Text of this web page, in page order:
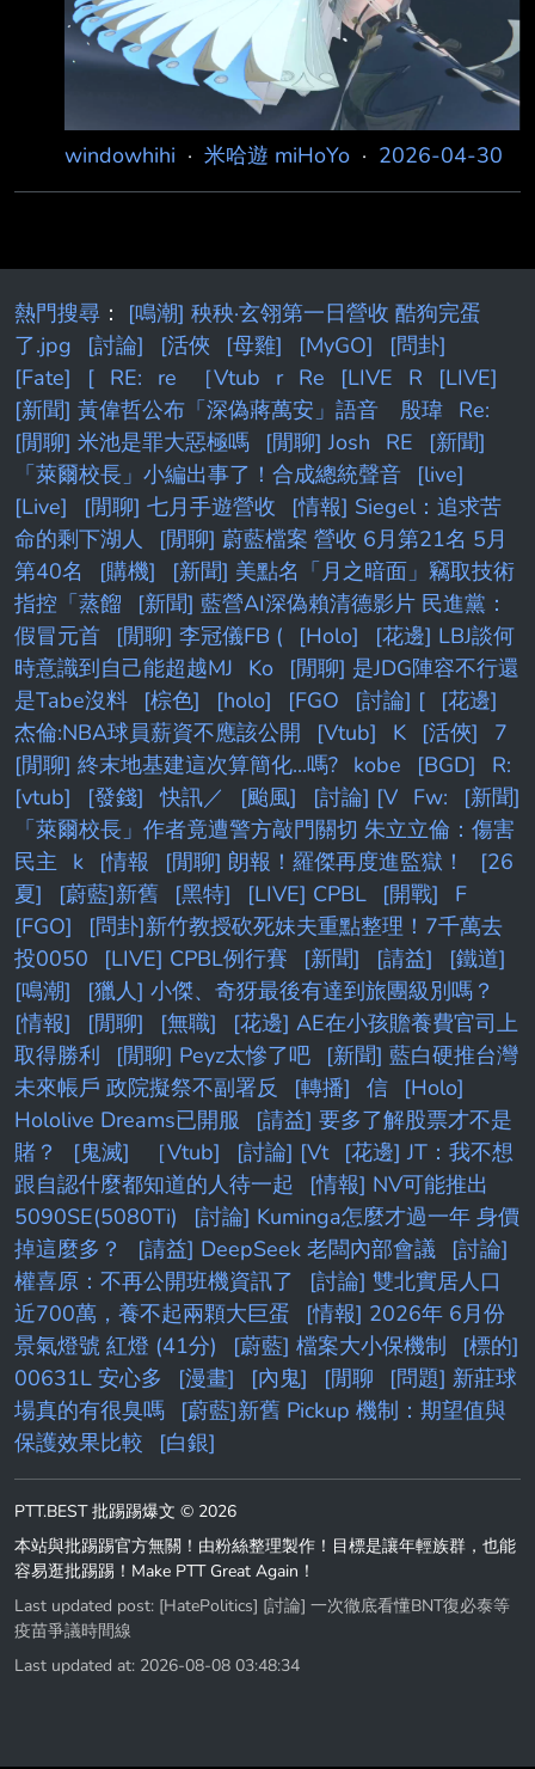
windowhihi · 米哈遊 miHoYo · 2026-04-30
熱門搜尋 ： [鳴潮] 秧秧·玄翎第一日營收 酷狗完蛋
了.jpg
[討論] [活俠 [母雞] [MyGO]
[問卦]
[Fate]
[ RE: re ［Vtub r Re [LIVE R
[LIVE]
[新聞] 黃偉哲公布「深偽蔣萬安」語音 殷瑋 Re:
[閒聊] 米池是罪大惡極嗎
[閒聊] Josh RE
[新聞]
「萊爾校長」小編出事了！合成總統聲音
[live]
[Live]
[閒聊] 七月手遊營收
[情報] Siegel：追求苦
命的剩下湖人
[閒聊] 蔚藍檔案 營收 6月第21名 5月
第40名
[購機]
[新聞] 美點名「月之暗面」竊取技術
指控「蒸餾
[新聞] 藍營AI深偽賴清德影片 民進黨：
假冒元首
[閒聊] 李冠儀FB ( [Holo]
[花邊] LBJ談何
時意識到自己能超越MJ
Ko
[閒聊] 是JDG陣容不行還
是Tabe沒料
[棕色] [holo] [FGO [討論] [
[花邊]
杰倫:NBA球員薪資不應該公開
[Vtub] K [活俠]
7
[閒聊] 終末地基建這次算簡化...嗎? kobe [BGD]
R:
[vtub]
[發錢] 快訊／ [颱風] [討論] [V Fw:
[新聞]
「萊爾校長」作者竟遭警方敲門關切 朱立立倫：傷害
民主 k [情報 [閒聊] 朗報！羅傑再度進監獄！
[26
夏]
[蔚藍]新舊 [黑特] [LIVE] CPBL [開戰]
F
[FGO]
[問卦]新竹教授砍死妹夫重點整理！7千萬去
投0050
[LIVE] CPBL例行賽 [新聞] [請益]
[鐵道]
[鳴潮]
[獵人] 小傑、奇犽最後有達到旅團級別嗎？
[情報]
[閒聊] [無職]
[花邊] AE在小孩贍養費官司上
取得勝利
[閒聊] Peyz太慘了吧
[新聞] 藍白硬推台灣
未來帳戶 政院擬祭不副署反
[轉播] 信
[Holo]
Hololive Dreams已開服
[請益] 要多了解股票才不是
賭？
[鬼滅] ［Vtub] [討論] [Vt
[花邊] JT：我不想
跟自認什麼都知道的人待一起
[情報] NV可能推出
5090SE(5080Ti)
[討論] Kuminga怎麼才過一年 身價
掉這麼多？
[請益] DeepSeek 老闆內部會議
[討論]
權喜原：不再公開班機資訊了
[討論] 雙北實居人口
近700萬，養不起兩顆大巨蛋
[情報] 2026年 6月份
景氣燈號 紅燈 (41分)
[蔚藍] 檔案大小保機制
[標的]
00631L 安心多
[漫畫] [內鬼] [閒聊
[問題] 新莊球
場真的有很臭嗎
[蔚藍]新舊 Pickup 機制：期望值與
保護效果比較
[白銀]
PTT.BEST 批踢踢爆文 © 2026
本站與批踢踢官方無關！由粉絲整理製作！目標是讓年輕族群，也能
容易逛批踢踢！Make PTT Great Again！
Last updated post: [HatePolitics] [討論] 一次徹底看懂BNT復必泰等
疫苗爭議時間線
Last updated at: 2026-08-08 03:48:34